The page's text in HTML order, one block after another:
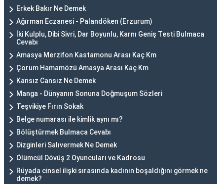
Erkek Bakır Ne Demek
Ağırman Eczanesi - Palandöken (Erzurum)
İki Kulplu, Dibi Sivri, Dar Boyunlu, Karnı Geniş Testi Bulmaca
Cevabı
Amasya Merzifon Kastamonu Arası Kaç Km
Çorum Hamamözü Amasya Arası Kaç Km
Kansız Cansız Ne Demek
Manga - Dünyanın Sonuna Doğmuşum Sözleri
Teşvikiye Fırın Sokak
Belge numarası ile kimlik aynı mı?
Bölüştürmek Bulmaca Cevabı
Dizginleri Salıvermek Ne Demek
Ölümcül Dövüş 2 Oyuncuları ve Kadrosu
Rüyada cinsel ilişki sırasında kadının boşaldığını görmek ne
demek?